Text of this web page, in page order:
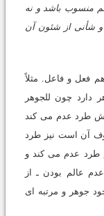
منسوب باشد و نه
و شأنى از شئون آن
و فاعل. مثلاً
چون للجوهر
طرد عدم مى کند
آن است نیز طرد
طرد عدم مى کند و
عالم بودن ـ از
جوهر و مرتبه اى